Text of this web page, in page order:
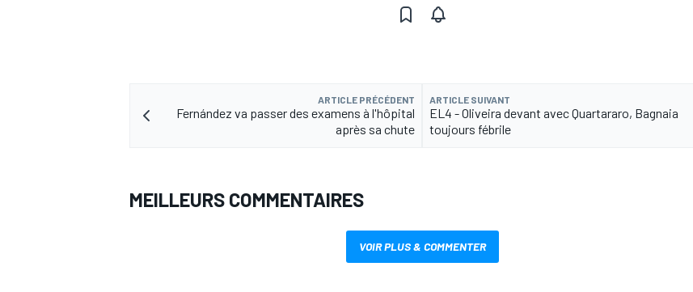
ARTICLE PRÉCÉDENT
Fernández va passer des examens à l'hôpital
après sa chute
ARTICLE SUIVANT
EL4 - Oliveira devant avec Quartararo, Bagnaia
toujours fébrile
MEILLEURS COMMENTAIRES
VOIR PLUS & COMMENTER